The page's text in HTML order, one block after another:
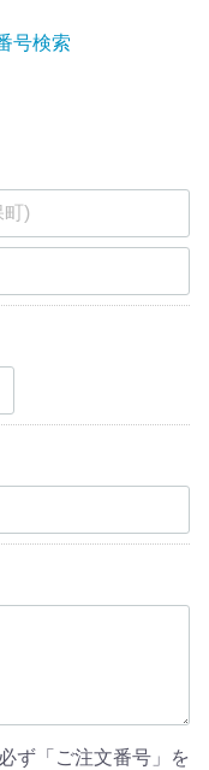
号検索
ず「ご注文番号」を